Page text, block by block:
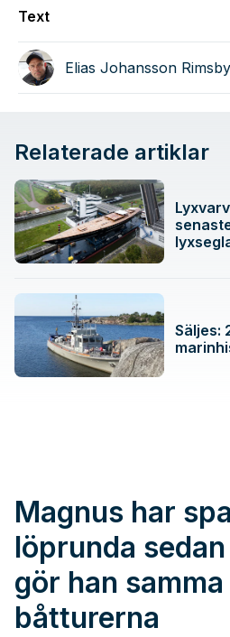
Text
Elias Johansson Rimsby
Relaterade artiklar
Säljes:
Magnus har
löprunda
gör han
båtturerna